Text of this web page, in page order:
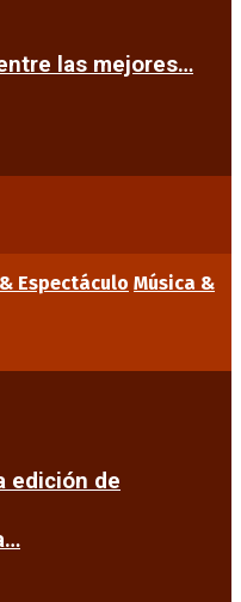
entre las mejores…
Espectáculo Música &
edición de